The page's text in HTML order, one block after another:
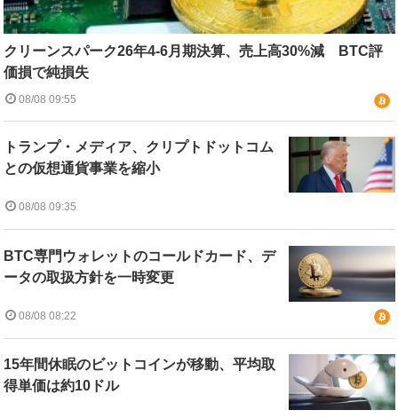
クリーンスパーク26年4-6月期決算、売上高30%減 BTC評
価損で純損失
08/08 09:55
トランプ・メディア、クリプトドットコム
との仮想通貨事業を縮小
08/08 09:35
BTC専門ウォレットのコールドカード、デ
ータの取扱方針を一時変更
08/08 08:22
15年間休眠のビットコインが移動、平均取
得単価は約10ドル